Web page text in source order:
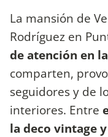
La mansión de
Rodríguez en
de atención en
comparten,
seguidores y de
interiores. Entre
la deco vintage